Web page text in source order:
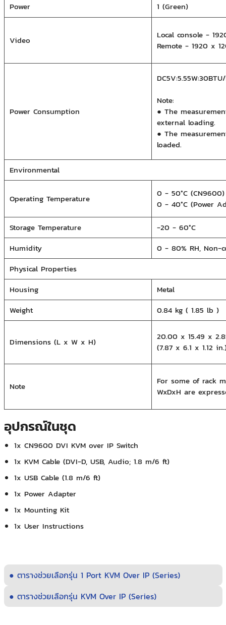
Power
1 (Green)
Video
Local console -
Remote - 1920 x
Power Consumption
Note:
● The
external loading.
● The
loaded.
Environmental
Operating Temperature
0 - 50°C (CN9600)
0 - 40°C (Power
Storage Temperature
-20 - 60°C
Humidity
0 - 80% RH, Non-
Physical Properties
Housing
Metal
Weight
0.84 kg ( 1.85 lb )
Dimensions (L x W x H)
20.00 x 15.49 x
(7.87 x 6.1 x 1.12
Note
For some of rack
WxDxH are
อุปกรณ์ในชุด
1x CN9600 DVI KVM over IP Switch
1x KVM Cable (DVI-D, USB, Audio; 1.8 m/6 ft)
1x USB Cable (1.8 m/6 ft)
1x Power Adapter
1x Mounting Kit
1x User Instructions
● ตารางช่วยเลือกรุ่น 1 Port KVM Over IP (Series)
● ตารางช่วยเลือกรุ่น KVM Over IP (Series)